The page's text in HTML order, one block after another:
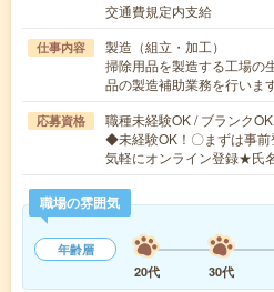
交通費規定内支給
仕事内容
製造（組立・加工）
掃除用品を製造する工場の
品の製造補助業務を行い
応募資格
職種未経験OK / ブランク
◆未経験OK！〇まずは事
気軽にオンライン登録★氏
職場の雰囲気
年齢層
20代
30代